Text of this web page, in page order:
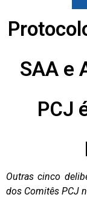
SAA e
PCJ
Outras cinco
dos Comitês PCJ